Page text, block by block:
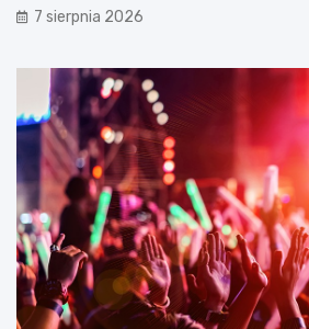
7 sierpnia 2026